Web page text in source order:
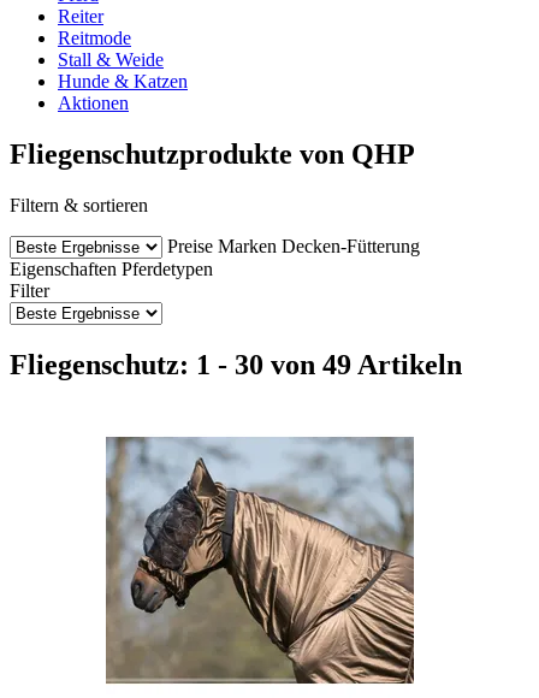
Reiter
Reitmode
Stall & Weide
Hunde & Katzen
Aktionen
Fliegenschutzprodukte von QHP
Filtern & sortieren
Preise Marken Decken-Fütterung
Eigenschaften Pferdetypen
Filter
Fliegenschutz: 1 - 30 von 49 Artikeln